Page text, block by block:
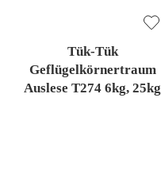
Tük-Tük
Geflügelkörnertraum
Auslese T274 6kg, 25kg